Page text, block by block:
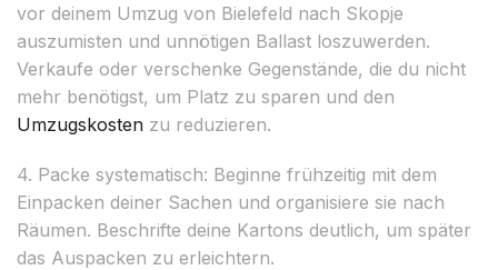
vor deinem Umzug von Bielefeld nach Skopje
auszumisten und unnötigen Ballast loszuwerden.
Verkaufe oder verschenke Gegenstände, die du nicht
mehr benötigst, um Platz zu sparen und den
Umzugskosten zu reduzieren.
4. Packe systematisch: Beginne frühzeitig mit dem
Einpacken deiner Sachen und organisiere sie nach
Räumen. Beschrifte deine Kartons deutlich, um später
das Auspacken zu erleichtern.